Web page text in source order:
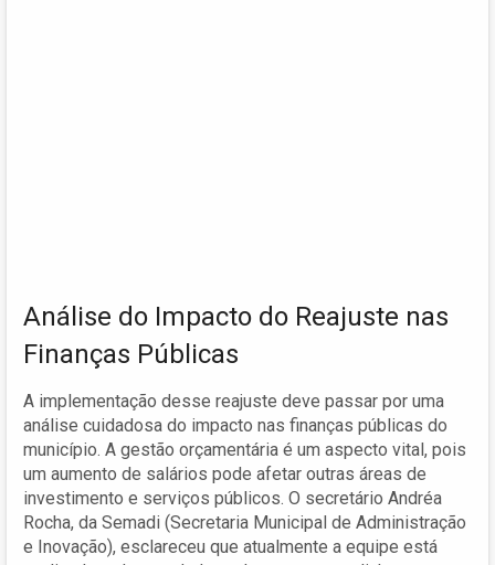
Análise do Impacto do Reajuste nas
Finanças Públicas
A implementação desse reajuste deve passar por uma
análise cuidadosa do impacto nas finanças públicas do
município. A gestão orçamentária é um aspecto vital, pois
um aumento de salários pode afetar outras áreas de
investimento e serviços públicos. O secretário Andréa
Rocha, da Semadi (Secretaria Municipal de Administração
e Inovação), esclareceu que atualmente a equipe está